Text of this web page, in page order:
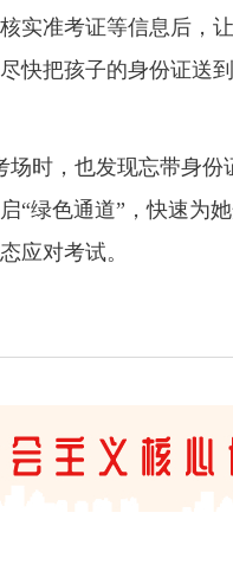
实准考证等信息后，
快把孩子的身份证送
时，也发现忘带身份
“绿色通道”，快速为
应对考试。